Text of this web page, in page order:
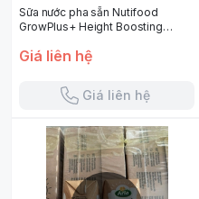
Sữa nước pha sẵn Nutifood
GrowPlus+ Height Boosting
Giá liên hệ
Giá liên hệ